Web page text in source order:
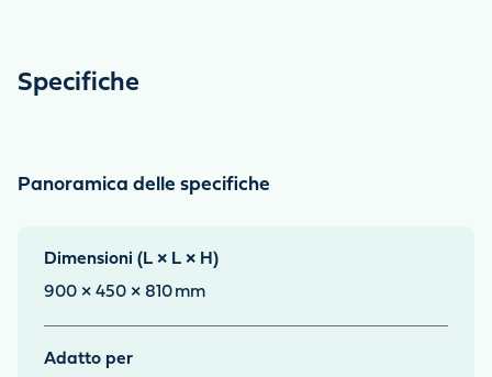
Specifiche
Panoramica delle specifiche
Dimensioni (L × L × H)
900 × 450 × 810 mm
Adatto per